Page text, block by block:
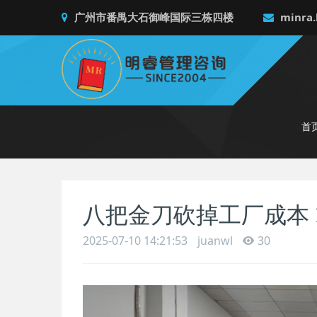
广州市番禺大石御峰国际三栋四楼
首
八把金刀砍掉工厂成
2025-07-10 14:21:53 juanwl 30